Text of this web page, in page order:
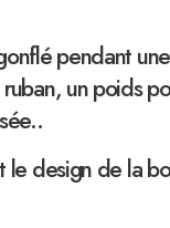
pendant
un poids
le design de la